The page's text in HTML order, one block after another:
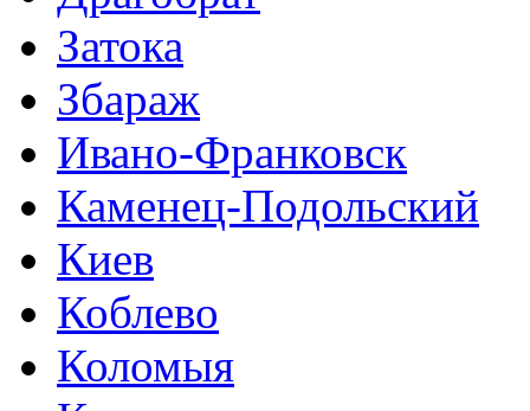
Затока
Збараж
Ивано-Франковск
Каменец-Подольский
Киев
Коблево
Коломыя